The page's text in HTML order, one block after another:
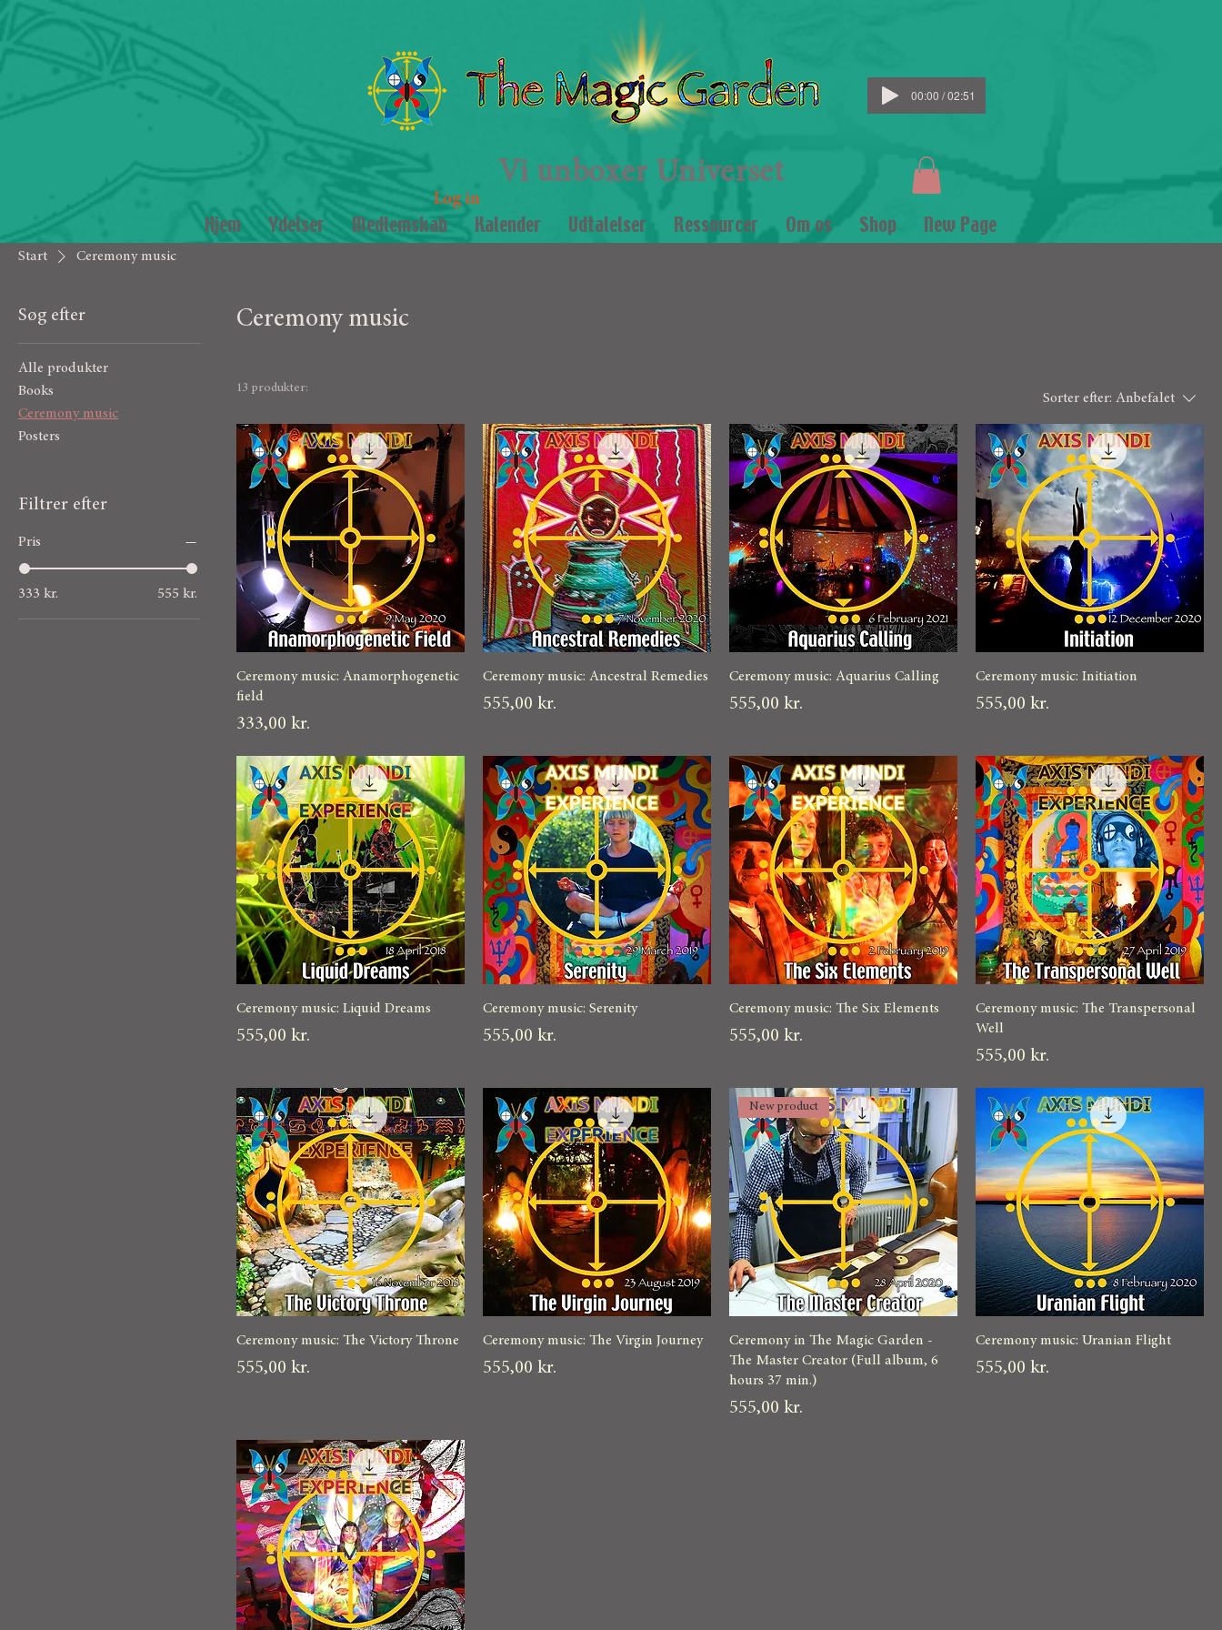
Vi unboxer Universet
Log in
00:00 / 02:51
Hjem Ydelser Medlemskab Kalender Udtalelser Ressourcer Om os Shop New Page
Start Ceremony music
Søg efter
Alle produkter
Books
Ceremony music
Posters
Filtrer efter
Pris
333 kr. 555 kr.
Ceremony music
13 produkter:
Sorter efter: Anbefalet
Ceremony music: Anamorphogenetic
field
Pris
333,00 kr.
Ceremony music: Ancestral Remedies
Pris
555,00 kr.
Ceremony music: Aquarius Calling
Pris
555,00 kr.
Ceremony music: Initiation
Pris
555,00 kr.
Ceremony music: Liquid Dreams
Pris
555,00 kr.
Ceremony music: Serenity
Pris
555,00 kr.
Ceremony music: The Six Elements
Pris
555,00 kr.
Ceremony music: The Transpersonal
Well
Pris
555,00 kr.
Ceremony music: The Victory Throne
Pris
555,00 kr.
Ceremony music: The Virgin Journey
Pris
555,00 kr.
New product
Ceremony in The Magic Garden -
The Master Creator (Full album, 6
hours 37 min.)
Pris
555,00 kr.
Ceremony music: Uranian Flight
Pris
555,00 kr.